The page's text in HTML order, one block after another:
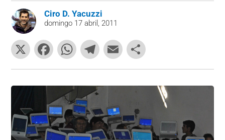
Ciro D. Yacuzzi
domingo 17 abril, 2011
X
F
a
c
e
b
o
W
h
at
s
A
p
T
el
e
gr
a
m
E
m
ai
o
m
ar
tir